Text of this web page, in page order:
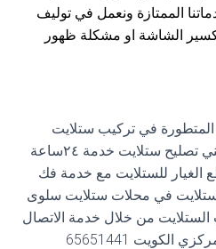
الممتازة ونعمل في توليف
الشاشة او مشكلة ظهور
في تركيب ستلايت
ستلايت خدمة ٢٤ساعة
الغيار للستلايت مع خدمة فك
في محلات ستلايت سلوى
من خلال خدمة الاتصال
65651441